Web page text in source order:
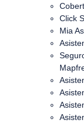
Click
Mia